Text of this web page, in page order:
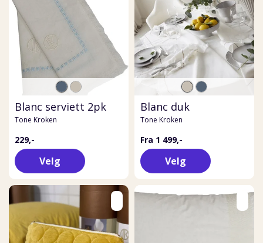
Blanc serviett 2pk
Tone Kroken
229,-
Velg
Blanc duk
Tone Kroken
Fra 1 499,-
Velg